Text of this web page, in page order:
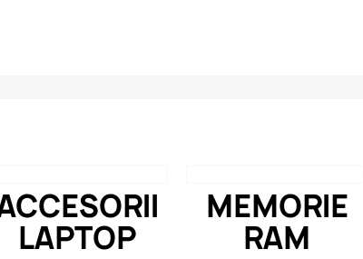
LAPTOP
MEMORIE
RAM